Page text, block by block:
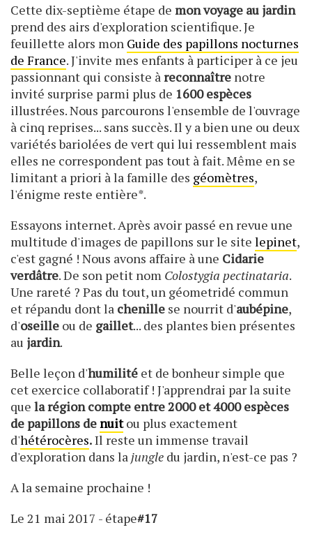
Cette dix-septième étape de mon voyage au jardin
prend des airs d'exploration scientifique. Je
feuillette alors mon Guide des papillons nocturnes
de France. J'invite mes enfants à participer à ce jeu
passionnant qui consiste à reconnaître notre
invité surprise parmi plus de 1600 espèces
illustrées. Nous parcourons l'ensemble de l'ouvrage
à cinq reprises... sans succès. Il y a bien une ou deux
variétés bariolées de vert qui lui ressemblent mais
elles ne correspondent pas tout à fait. Même en se
limitant a priori à la famille des géomètres,
l'énigme reste entière*.
Essayons internet. Après avoir passé en revue une
multitude d'images de papillons sur le site lepinet,
c'est gagné ! Nous avons affaire à une Cidarie
verdâtre. De son petit nom Colostygia pectinataria.
Une rareté ? Pas du tout, un géometridé commun
et répandu dont la chenille se nourrit d'aubépine,
d'oseille ou de gaillet... des plantes bien présentes
au jardin.
Belle leçon d'humilité et de bonheur simple que
cet exercice collaboratif ! J'apprendrai par la suite
que la région compte entre 2000 et 4000 espèces
de papillons denuit ou plus exactement
d'hétérocères.Il reste un immense travail
d'exploration dans la jungle du jardin, n'est-ce pas ?
A la semaine prochaine !
Le 21 mai 2017 - étape#17